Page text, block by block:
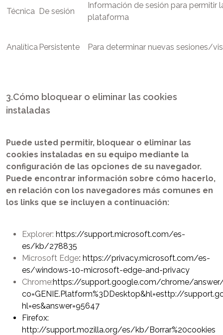
Técnica De sesión
Información de sesión para permitir
plataforma
Analítica Persistente Para determinar nuevas sesiones/
3.Cómo bloquear o eliminar las cookies
instaladas
Puede usted permitir, bloquear o eliminar las
cookies instaladas en su equipo mediante la
configuración de las opciones de su navegador.
Puede encontrar información sobre cómo hacerlo,
en relación con los navegadores más comunes en
los links que se incluyen a continuación:
Explorer: https://support.microsoft.com/es-
es/kb/278835
Microsoft Edge: https://privacy.microsoft.com/es-
es/windows-10-microsoft-edge-and-privacy
Chrome:https://support.google.com/chrome/
co=GENIE.Platform%3DDesktop&hl=esttp://
hl=es&answer=95647
Firefox:
http://support.mozilla.org/es/kb/Borrar%20cookies